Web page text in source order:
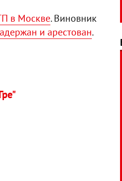
в Москве. Виновник
и арестован.